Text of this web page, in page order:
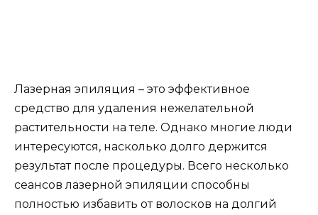
Лазерная эпиляция – это эффективное
средство для удаления нежелательной
растительности на теле. Однако многие люди
интересуются, насколько долго держится
результат после процедуры. Всего несколько
сеансов лазерной эпиляции способны
полностью избавить от волосков на долгий